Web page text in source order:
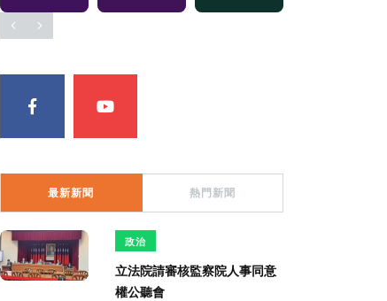
最新新聞 熱門新聞
政治
立法院請審核監察院人事同意
權公聽會